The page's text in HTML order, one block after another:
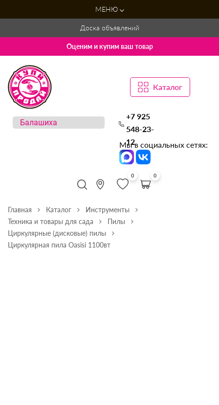
МЕНЮ
Доска объявлений
Оценим и купим ваш товар
Каталог
+7 925
548-23-
12
Мы в социальных сетях:
0 0
Главная Каталог
Инструменты
Техника и товары для сада
Пилы
Циркулярные (дисковые) пилы
Циркулярная пила Oasisi 1100вт